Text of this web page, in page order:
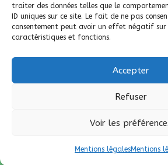
traiter des données telles que le
ID uniques sur ce site. Le fait de ne pas
consentement peut avoir un effet négatif sur
caractéristiques et fonctions.
Accepter
Refuser
Voir les
Mentions légalesMentions